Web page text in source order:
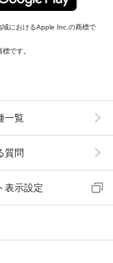
におけるApple Inc.の商標で
です。
一覧
質問
表示設定